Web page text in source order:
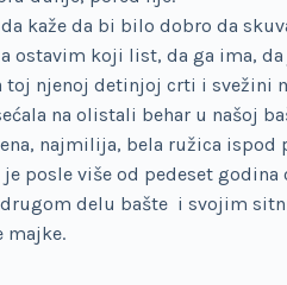
da kaže da bi bilo dobro da
ostavim koji list, da ga ima,
toj njenoj detinjoj crti i svežini
na olistali behar u našoj
najmilija, bela ružica
je posle više od pedeset
delu bašte i svojim
majke.